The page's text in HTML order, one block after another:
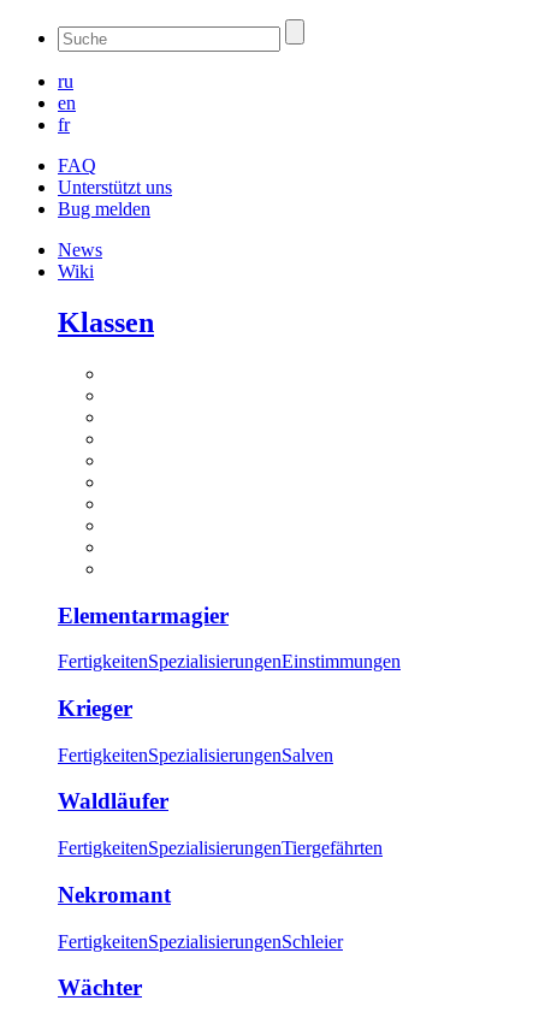
ru
en
fr
FAQ
Unterstützt uns
Bug melden
News
Wiki
Klassen
Elementarmagier
FertigkeitenSpezialisierungenEinstimmungen
Krieger
FertigkeitenSpezialisierungenSalven
Waldläufer
FertigkeitenSpezialisierungenTiergefährten
Nekromant
FertigkeitenSpezialisierungenSchleier
Wächter